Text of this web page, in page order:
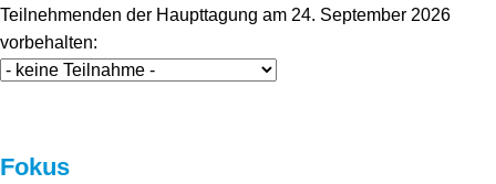
Teilnehmenden der Haupttagung am 24. September 2026
vorbehalten:
Fokus